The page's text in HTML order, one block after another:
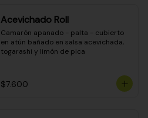
Acevichado Roll
Camarón apanado - palta - cubierto
en atún bañado en salsa acevichada,
togarashi y limón de pica
$7.600